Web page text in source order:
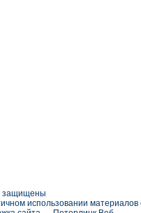
защищены
использовании